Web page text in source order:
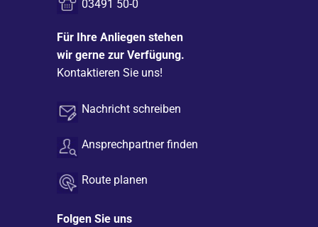
03491 50-0
Für Ihre Anliegen stehen
wir gerne zur Verfügung.
Kontaktieren Sie uns!
Nachricht schreiben
Ansprechpartner finden
Route planen
Folgen Sie uns